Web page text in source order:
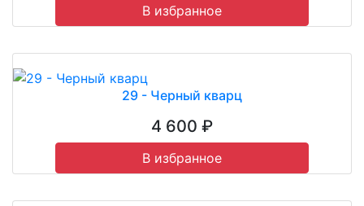
В избранное
29 - Черный кварц
4 600 ₽
В избранное